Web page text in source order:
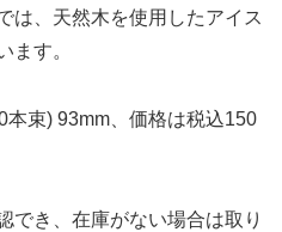
は、天然木を使用したアイス
ます。
束) 93mm、価格は税込150
でき、在庫がない場合は取り